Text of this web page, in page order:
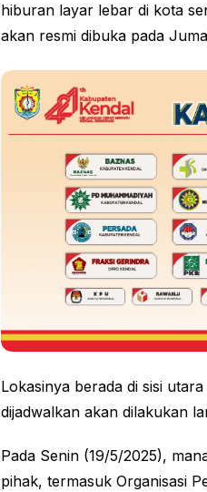
hiburan layar lebar di kota
akan resmi dibuka pada
Lokasinya berada di sisi
dijadwalkan akan dilakukan
Pada Senin (19/5/2025),
pihak, termasuk Organisasi